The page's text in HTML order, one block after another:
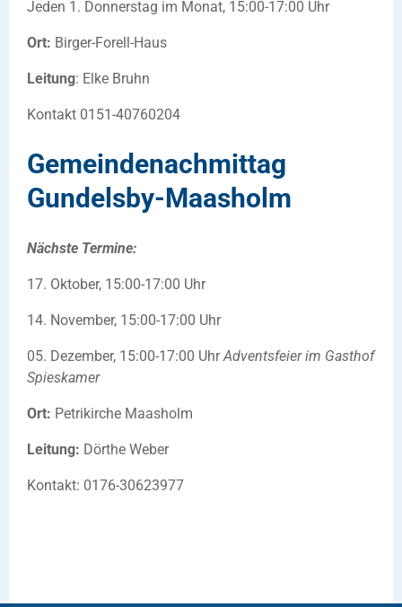
Jeden 1. Donnerstag im Monat, 15:00-17:00 Uhr
Ort: Birger-Forell-Haus
Leitung: Elke Bruhn
Kontakt 0151-40760204
Gemeindenachmittag
Gundelsby-Maasholm
Nächste Termine:
17. Oktober, 15:00-17:00 Uhr
14. November, 15:00-17:00 Uhr
05. Dezember, 15:00-17:00 UhrAdventsfeier im Gasthof
Spieskamer
Ort: Petrikirche Maasholm
Leitung: Dörthe Weber
Kontakt: 0176-30623977